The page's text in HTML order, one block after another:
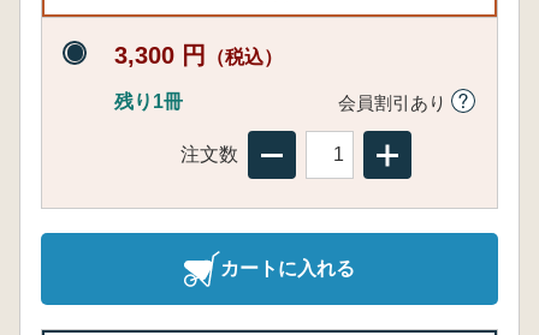
3,300 円 （税込）
残り1冊 会員割引あり
注文数
カートに入れる